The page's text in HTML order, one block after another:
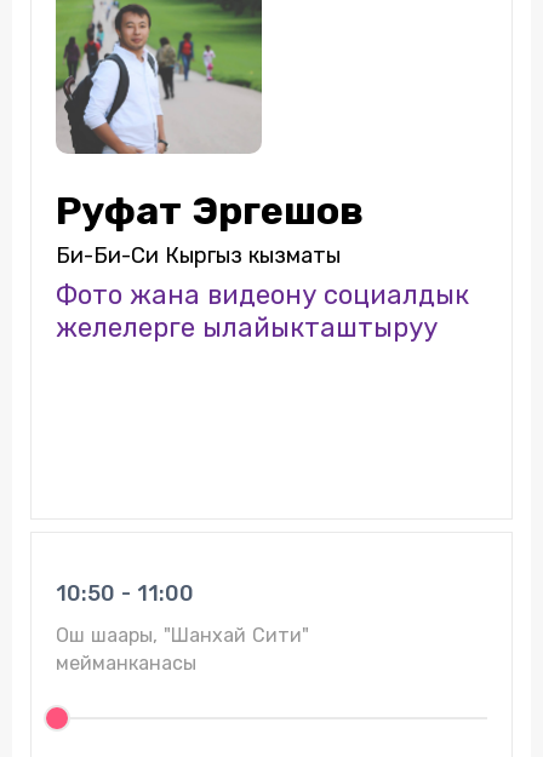
Руфат Эргешов
Би-Би-Си Кыргыз кызматы
Фото жана видеону социалдык
желелерге ылайыкташтыруу
10:50 - 11:00
Ош шаары, "Шанхай Сити"
мейманканасы